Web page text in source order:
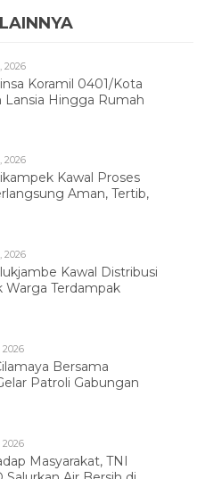
2026
Koramil 0401/Kota
Lansia Hingga Rumah
2026
Kawal Proses
Aman, Tertib,
2026
Kawal Distribusi
Warga Terdampak
2026
Bersama
Patroli Gabungan
2026
Masyarakat, TNI